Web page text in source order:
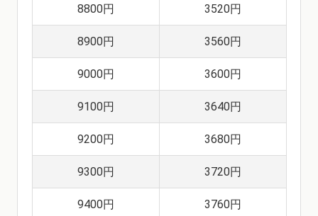
8800円 3520円
8900円 3560円
9000円 3600円
9100円 3640円
9200円 3680円
9300円 3720円
9400円 3760円